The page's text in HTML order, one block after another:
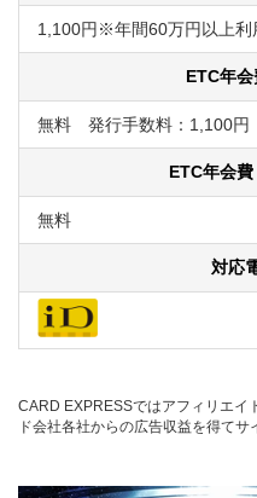
1,100円※年間60万円以上利
ETC年会
無料 発行手数料：1,100円
ETC年会費
無料
対応
CARD EXPRESSではアフィリエイ
ド会社各社からの広告収益を得てサ